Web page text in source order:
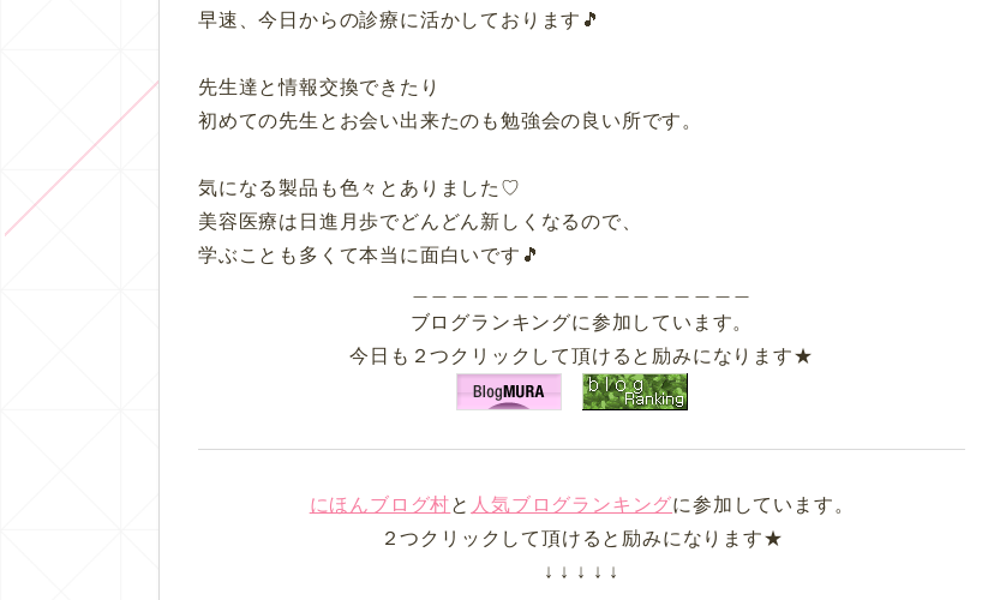
早速、今日からの診療に活かしております🎵
先生達と情報交換できたり
初めての先生とお会い出来たのも勉強会の良い所です。
気になる製品も色々とありました♡
美容医療は日進月歩でどんどん新しくなるので、
学ぶことも多くて本当に面白いです🎵
ブログランキングに参加しています。
今日も２つクリックして頂けると励みになります★
にほんブログ村と 人気ブログランキングに参加しています。
２つクリックして頂けると励みになります★
↓ ↓ ↓ ↓ ↓